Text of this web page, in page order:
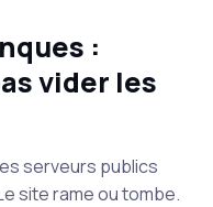
:
vider les
serveurs publics
site rame ou tombe.